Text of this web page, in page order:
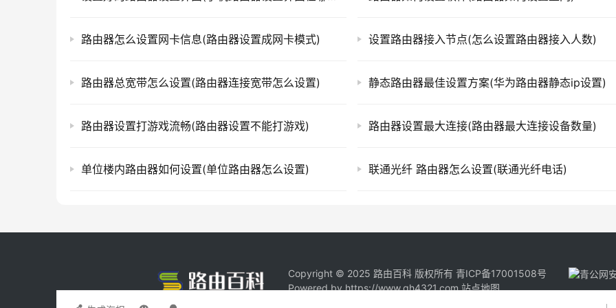
路由器怎么设置网卡信息(路由器设置成网卡模式) 设置路由器接入节点(怎么设置路由器接入人数)
路由器总宽带怎么设置(路由器连接宽带怎么设置) 静态路由器最佳设置方案(华为路由器静态ip设置)
路由器设置打游戏流畅(路由器设置不能打游戏) 路由器设置最大连接(路由器最大连接设备数量)
单位楼内路由器如何设置(单位路由器怎么设置) 联通光纤 路由器怎么设置(联通光纤电话)
Copyright © 2025 路由百科 版权所有 青ICP备17001508号
Powered byhttps://www.qh4321.com 站点地图